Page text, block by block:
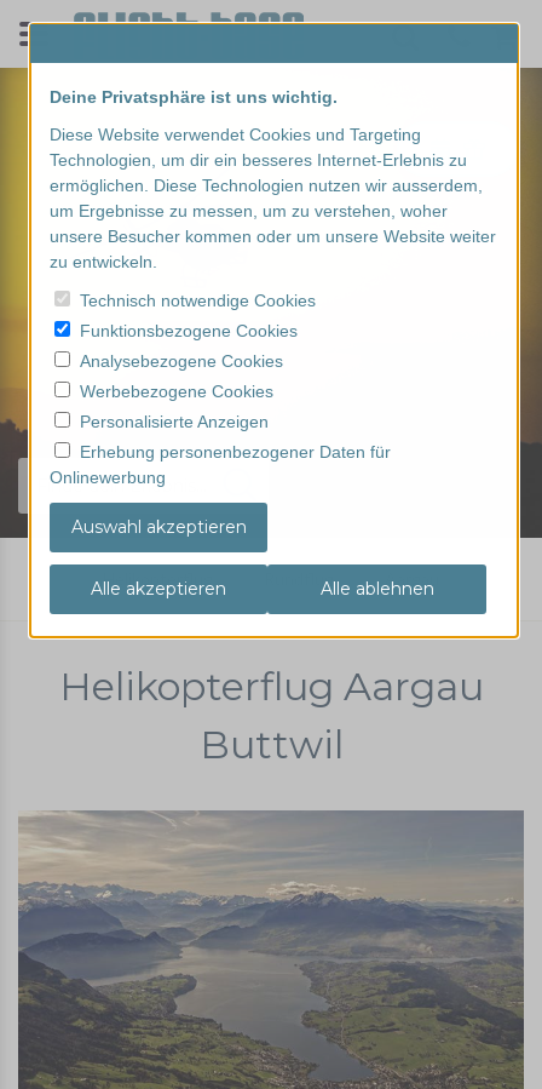
Finde dein Erlebnis...
Helikopterflug Rundflug Aargau
Helikopterflug Aargau
Buttwil
Deine Privatsphäre ist uns wichtig.
Diese Website verwendet Cookies und Targeting
Technologien, um dir ein besseres Internet-Erlebnis zu
ermöglichen. Diese Technologien nutzen wir ausserdem,
um Ergebnisse zu messen, um zu verstehen, woher
unsere Besucher kommen oder um unsere Website weiter
zu entwickeln.
Technisch notwendige Cookies
Funktionsbezogene Cookies
Analysebezogene Cookies
Werbebezogene Cookies
Personalisierte Anzeigen
Erhebung personenbezogener Daten für
Onlinewerbung